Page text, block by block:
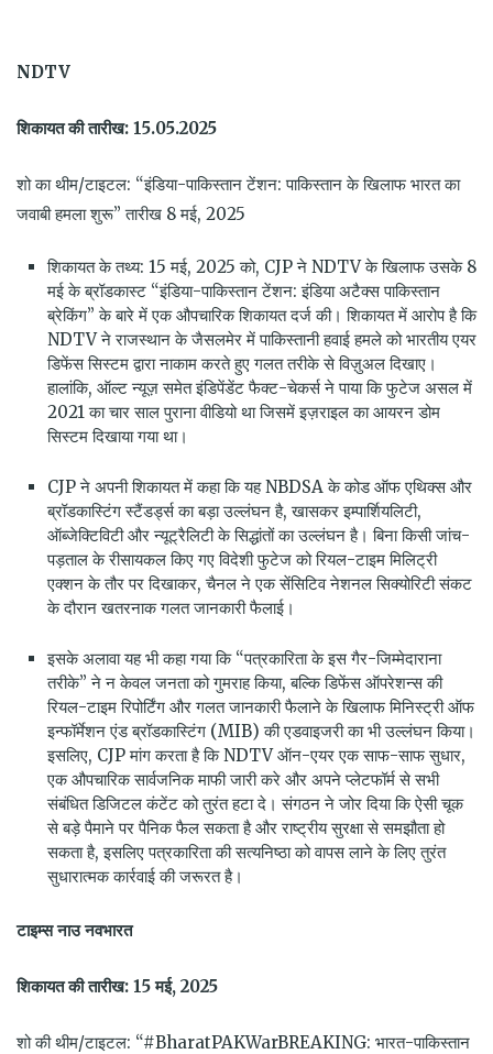
NDTV
शिकायत की तारीख: 15.05.2025
शो का थीम/टाइटल: “इंडिया-पाकिस्तान टेंशन: पाकिस्तान के खिलाफ भारत का
जवाबी हमला शुरू” तारीख 8 मई, 2025
शिकायत के तथ्य: 15 मई, 2025 को, CJP ने NDTV के खिलाफ उसके 8
मई के ब्रॉडकास्ट “इंडिया-पाकिस्तान टेंशन: इंडिया अटैक्स पाकिस्तान
ब्रेकिंग” के बारे में एक औपचारिक शिकायत दर्ज की। शिकायत में आरोप है कि
NDTV ने राजस्थान के जैसलमेर में पाकिस्तानी हवाई हमले को भारतीय एयर
डिफेंस सिस्टम द्वारा नाकाम करते हुए गलत तरीके से विज़ुअल दिखाए।
हालांकि, ऑल्ट न्यूज़ समेत इंडिपेंडेंट फैक्ट-चेकर्स ने पाया कि फुटेज असल में
2021 का चार साल पुराना वीडियो था जिसमें इज़राइल का आयरन डोम
सिस्टम दिखाया गया था।
CJP ने अपनी शिकायत में कहा कि यह NBDSA के कोड ऑफ एथिक्स और
ब्रॉडकास्टिंग स्टैंडर्ड्स का बड़ा उल्लंघन है, खासकर इम्पार्शियलिटी,
ऑब्जेक्टिविटी और न्यूट्रैलिटी के सिद्धांतों का उल्लंघन है। बिना किसी जांच-
पड़ताल के रीसायकल किए गए विदेशी फुटेज को रियल-टाइम मिलिट्री
एक्शन के तौर पर दिखाकर, चैनल ने एक सेंसिटिव नेशनल सिक्योरिटी संकट
के दौरान खतरनाक गलत जानकारी फैलाई।
इसके अलावा यह भी कहा गया कि “पत्रकारिता के इस गैर-जिम्मेदाराना
तरीके” ने न केवल जनता को गुमराह किया, बल्कि डिफेंस ऑपरेशन्स की
रियल-टाइम रिपोर्टिंग और गलत जानकारी फैलाने के खिलाफ मिनिस्ट्री ऑफ
इन्फॉर्मेशन एंड ब्रॉडकास्टिंग (MIB) की एडवाइजरी का भी उल्लंघन किया।
इसलिए, CJP मांग करता है कि NDTV ऑन-एयर एक साफ-साफ सुधार,
एक औपचारिक सार्वजनिक माफी जारी करे और अपने प्लेटफॉर्म से सभी
संबंधित डिजिटल कंटेंट को तुरंत हटा दे। संगठन ने जोर दिया कि ऐसी चूक
से बड़े पैमाने पर पैनिक फैल सकता है और राष्ट्रीय सुरक्षा से समझौता हो
सकता है, इसलिए पत्रकारिता की सत्यनिष्ठा को वापस लाने के लिए तुरंत
सुधारात्मक कार्रवाई की जरूरत है।
टाइम्सनाउनवभारत
शिकायत की तारीख: 15 मई, 2025
शो की थीम/टाइटल: “#BharatPAKWarBREAKING: भारत-पाकिस्तान